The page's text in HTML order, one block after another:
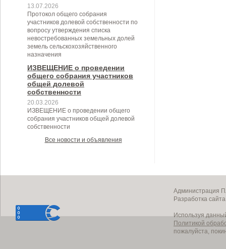
13.07.2026
Протокол общего собрания
участников долевой собственности по
вопросу утверждения списка
невостребованных земельных долей
земель сельскохозяйственного
назначения
ИЗВЕЩЕНИЕ о проведении
общего собрания участников
общей долевой
собственности
20.03.2026
ИЗВЕЩЕНИЕ о проведении общего
собрания участников общей долевой
собственности
Все новости и объявления
Администрация
Разработка
Используя
Политикой
пожалуйста,